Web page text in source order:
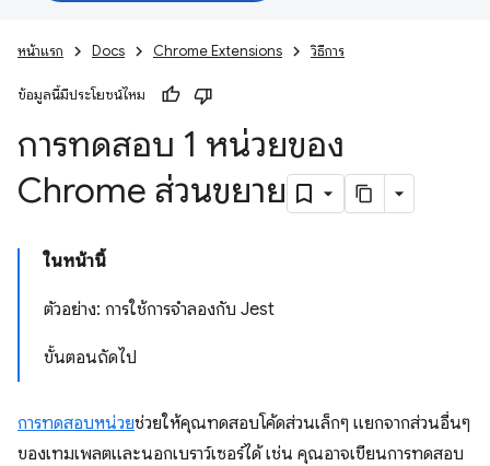
หน้าแรก Docs Chrome Extensions วิธีการ
ข้อมูลนี้มีประโยชน์ไหม
การทดสอบ 1 หน่วยของ
Chrome ส่วนขยาย
ในหน้านี้
ตัวอย่าง: การใช้การจําลองกับ Jest
ขั้นตอนถัดไป
การทดสอบหน่วยช่วยให้คุณทดสอบโค้ดส่วนเล็กๆ แยกจากส่วนอื่นๆ
ของเทมเพลตและนอกเบราว์เซอร์ได้ เช่น คุณอาจเขียนการทดสอบ